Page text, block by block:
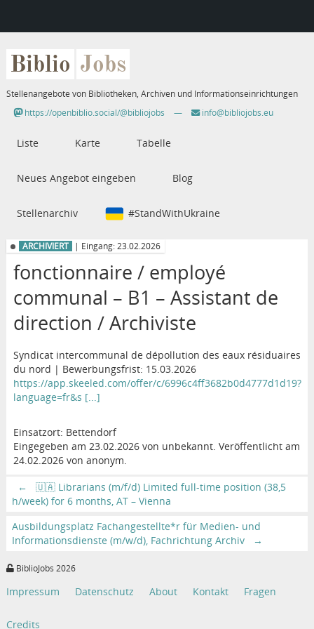
Biblio Jobs
Stellenangebote von Bibliotheken, Archiven und Informationseinrichtungen
https://openbiblio.social/@bibliojobs
— info@bibliojobs.eu
Liste Karte Tabelle
Neues Angebot eingeben Blog
Stellenarchiv #StandWithUkraine
ARCHIVIERT | Eingang: 23.02.2026
fonctionnaire / employé
communal – B1 – Assistant de
direction / Archiviste
Syndicat intercommunal de dépollution des eaux résiduaires
du nord | Bewerbungsfrist: 15.03.2026
https://app.skeeled.com/offer/c/6996c4ff3682b0d4777d1d19?
language=fr&s [...]
Einsatzort: Bettendorf
Eingegeben am 23.02.2026 von unbekannt. Veröffentlicht am
24.02.2026 von anonym.
←
🇺🇦 Librarians (m/f/d) Limited full-time position (38,5
h/week) for 6 months, AT – Vienna
Ausbildungsplatz Fachangestellte*r für Medien- und
Informationsdienste (m/w/d), Fachrichtung Archiv
→
BiblioJobs 2026
Impressum Datenschutz About Kontakt Fragen
Credits